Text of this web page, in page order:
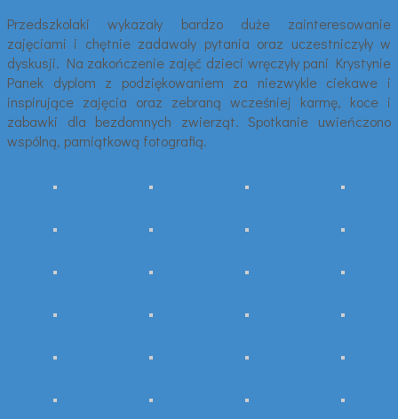
Przedszkolaki wykazały bardzo duże zainteresowanie
zajęciami i chętnie zadawały pytania oraz uczestniczyły w
dyskusji. Na zakończenie zajęć dzieci wręczyły pani Krystynie
Panek dyplom z podziękowaniem za niezwykle ciekawe i
inspirujące zajęcia oraz zebraną wcześniej karmę, koce i
zabawki dla bezdomnych zwierząt. Spotkanie uwieńczono
wspólną, pamiątkową fotografią.